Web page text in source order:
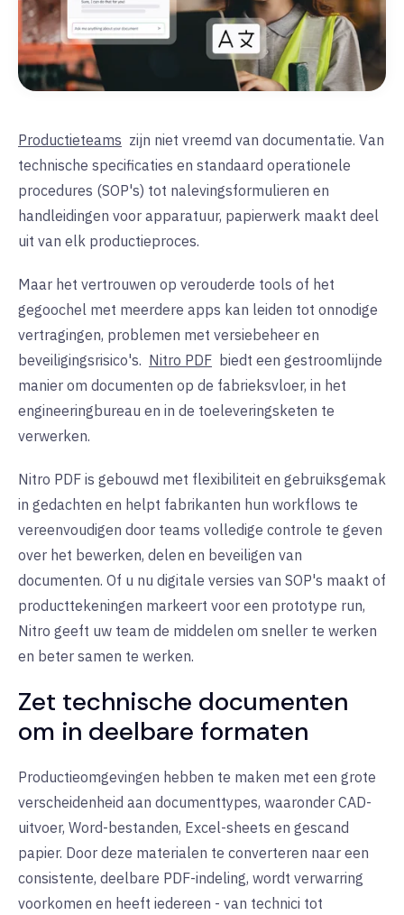
Productieteams zijn niet vreemd van documentatie. Van
technische specificaties en standaard operationele
procedures (SOP's) tot nalevingsformulieren en
handleidingen voor apparatuur, papierwerk maakt deel
uit van elk productieproces.
Maar het vertrouwen op verouderde tools of het
gegoochel met meerdere apps kan leiden tot onnodige
vertragingen, problemen met versiebeheer en
beveiligingsrisico's. Nitro PDF biedt een gestroomlijnde
manier om documenten op de fabrieksvloer, in het
engineeringbureau en in de toeleveringsketen te
verwerken.
Nitro PDF is gebouwd met flexibiliteit en gebruiksgemak
in gedachten en helpt fabrikanten hun workflows te
vereenvoudigen door teams volledige controle te geven
over het bewerken, delen en beveiligen van
documenten. Of u nu digitale versies van SOP's maakt of
producttekeningen markeert voor een prototype run,
Nitro geeft uw team de middelen om sneller te werken
en beter samen te werken.
Zet technische documenten
om in deelbare formaten
Productieomgevingen hebben te maken met een grote
verscheidenheid aan documenttypes, waaronder CAD-
uitvoer, Word-bestanden, Excel-sheets en gescand
papier. Door deze materialen te converteren naar een
consistente, deelbare PDF-indeling, wordt verwarring
voorkomen en heeft iedereen - van technici tot